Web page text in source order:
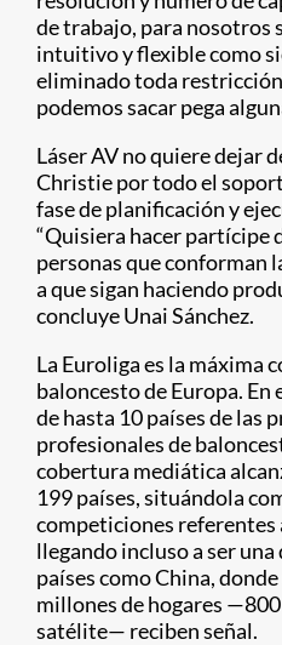
de trabajo, para nosotros
intuitivo y flexible como
eliminado toda
podemos sacar pega
Láser AV no quiere dejar
Christie por todo el
fase de planificación y
“Quisiera hacer partícipe
personas que conforman
a que sigan haciendo
concluye Unai Sánchez.
La Euroliga es la máxima
baloncesto de Europa.
de hasta 10 países de las
profesionales de
cobertura mediática
199 países, situándola
competiciones referentes
llegando incluso a ser una
países como China,
millones de hogares
satélite— reciben señal.